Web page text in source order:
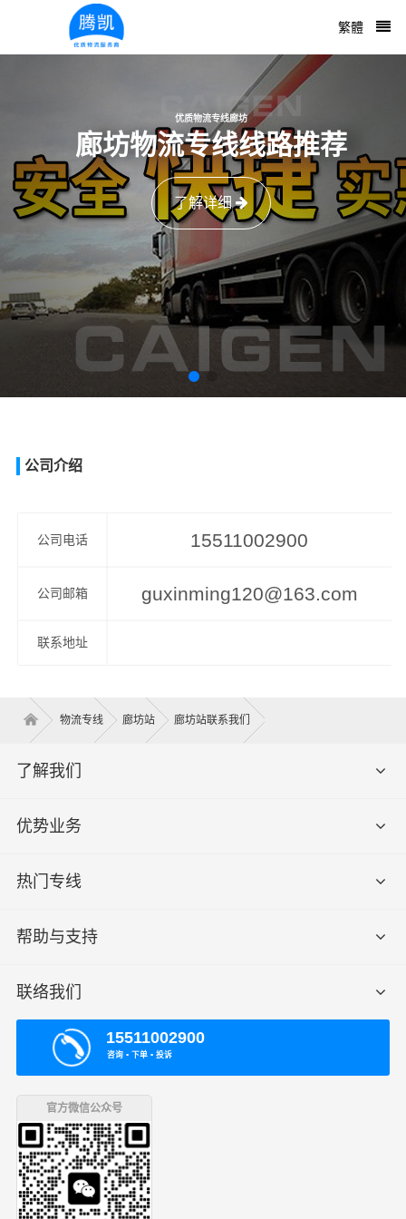
繁體
优质物流专线廊坊
廊坊物流专线线路推荐
了解详细
公司介绍
公司电话 15511002900
公司邮箱 guxinming120@163.com
联系地址
物流专线 廊坊站 廊坊站联系我们
了解我们
优势业务
热门专线
帮助与支持
联络我们
15511002900
咨询 ▪ 下单 ▪ 投诉
官方微信公众号